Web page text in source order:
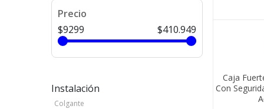
Precio
$9299
$410.949
Instalación
Colgante
Caja
Con